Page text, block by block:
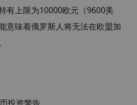
有上限为10000欧元（9600美
意味着俄罗斯人将无法在欧盟加